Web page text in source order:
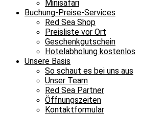
Minisafari
Buchung-Preise-Services
Red Sea Shop
Preisliste vor Ort
Geschenkgutschein
Hotelabholung kostenlos
Unsere Basis
So schaut es bei uns aus
Unser Team
Red Sea Partner
Öffnungszeiten
Kontaktformular